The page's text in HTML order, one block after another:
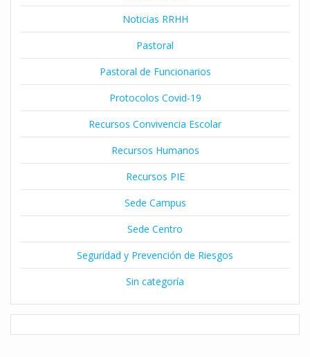
Noticias RRHH
Pastoral
Pastoral de Funcionarios
Protocolos Covid-19
Recursos Convivencia Escolar
Recursos Humanos
Recursos PIE
Sede Campus
Sede Centro
Seguridad y Prevención de Riesgos
Sin categoría